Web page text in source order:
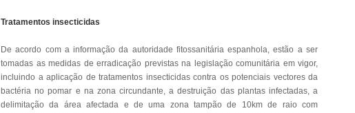
Tratamentos insecticidas
De acordo com a informação da autoridade fitossanitária espanhola, estão a ser
tomadas as medidas de erradicação previstas na legislação comunitária em vigor,
incluindo a aplicação de tratamentos insecticidas contra os potenciais vectores da
bactéria no pomar e na zona circundante, a destruição das plantas infectadas, a
delimitação da área afectada e de uma zona tampão de 10km de raio com